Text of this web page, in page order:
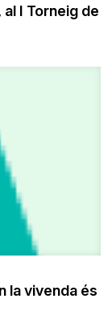
al I Torneig de
la vivenda és